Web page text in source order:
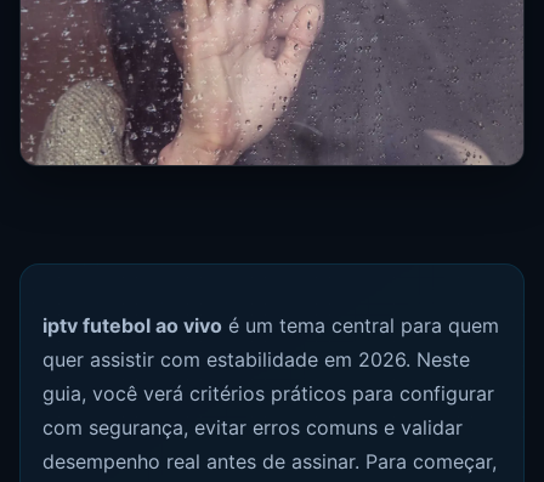
iptv futebol ao vivo é um tema central para quem
quer assistir com estabilidade em 2026. Neste
guia, você verá critérios práticos para configurar
com segurança, evitar erros comuns e validar
desempenho real antes de assinar. Para começar,